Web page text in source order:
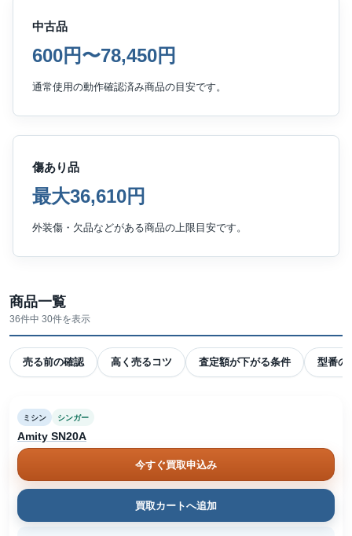
中古品
600円〜78,450円
通常使用の動作確認済み商品の目安です。
傷あり品
最大36,610円
外装傷・欠品などがある商品の上限目安です。
商品一覧
36件中 30件を表示
売る前の確認 高く売るコツ 査定額が下がる条件 型番の
ミシン シンガー
Amity SN20A
今すぐ買取申込み
買取カートへ追加